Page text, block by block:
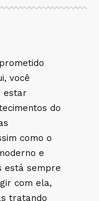
você
estar
do
como o
e
está sempre
com ela,
tratando